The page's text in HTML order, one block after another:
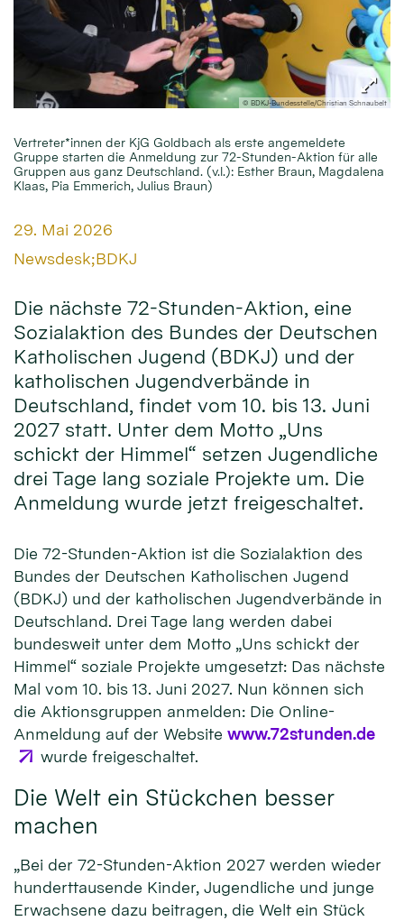
© BDKJ-Bundesstelle/Christian Schnaubelt
Vertreter*innen der KjG Goldbach als erste angemeldete
Gruppe starten die Anmeldung zur 72-Stunden-Aktion für alle
Gruppen aus ganz Deutschland. (v.l.): Esther Braun, Magdalena
Klaas, Pia Emmerich, Julius Braun)
Datum:
29. Mai 2026
Von:
Newsdesk;BDKJ
Die nächste 72-Stunden-Aktion, eine
Sozialaktion des Bundes der Deutschen
Katholischen Jugend (BDKJ) und der
katholischen Jugendverbände in
Deutschland, findet vom 10. bis 13. Juni
2027 statt. Unter dem Motto „Uns
schickt der Himmel“ setzen Jugendliche
drei Tage lang soziale Projekte um. Die
Anmeldung wurde jetzt freigeschaltet.
Die 72-Stunden-Aktion ist die Sozialaktion des
Bundes der Deutschen Katholischen Jugend
(BDKJ) und der katholischen Jugendverbände in
Deutschland. Drei Tage lang werden dabei
bundesweit unter dem Motto „Uns schickt der
Himmel“ soziale Projekte umgesetzt: Das nächste
Mal vom 10. bis 13. Juni 2027. Nun können sich
die Aktionsgruppen anmelden: Die Online-
Anmeldung auf der Website www.72stunden.de
wurde freigeschaltet.
Die Welt ein Stückchen besser
machen
„Bei der 72-Stunden-Aktion 2027 werden wieder
hunderttausende Kinder, Jugendliche und junge
Erwachsene dazu beitragen, die Welt ein Stück